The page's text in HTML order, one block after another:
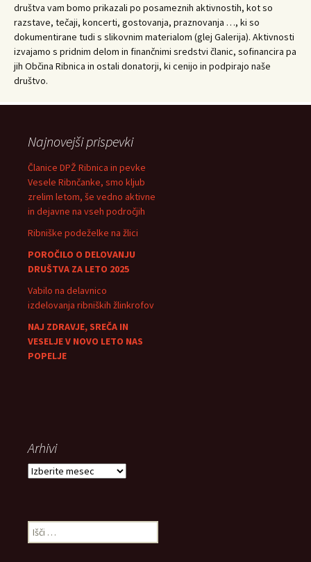
društva vam bomo prikazali po posameznih aktivnostih, kot so
razstave, tečaji, koncerti, gostovanja, praznovanja …, ki so
dokumentirane tudi s slikovnim materialom (glej Galerija). Aktivnosti
izvajamo s pridnim delom in finančnimi sredstvi članic, sofinancira pa
jih Občina Ribnica in ostali donatorji, ki cenijo in podpirajo naše
društvo.
Najnovejši prispevki
Članice DPŽ Ribnica in pevke
Vesele Ribnčanke, smo kljub
zrelim letom, še vedno aktivne
in dejavne na vseh področjih
Ribniške podeželke na žlici
POROČILO O DELOVANJU
DRUŠTVA ZA LETO 2025
Vabilo na delavnico
izdelovanja ribniških žlinkrofov
NAJ ZDRAVJE, SREČA IN
VESELJE V NOVO LETO NAS
POPELJE
Arhivi
Arhivi
Išči: